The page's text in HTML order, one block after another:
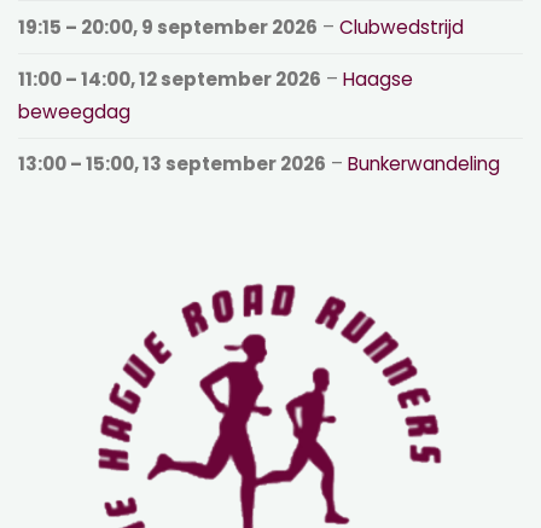
19:15 – 20:00,9 september 2026 –Clubwedstrijd
11:00– 14:00,12 september 2026 –Haagse
beweegdag
13:00– 15:00,13 september 2026 –Bunkerwandeling